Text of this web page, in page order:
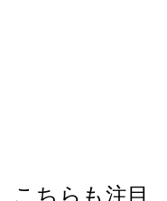
こちらも注目